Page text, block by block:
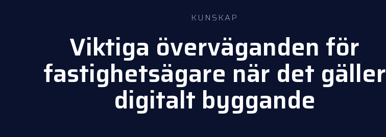
KUNSKAP
Viktiga överväganden för
fastighetsägare när det gäller
digitalt byggande